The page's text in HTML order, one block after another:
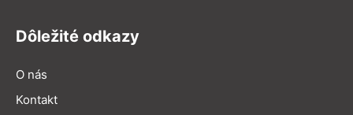
Dôležité odkazy
O nás
Kontakt